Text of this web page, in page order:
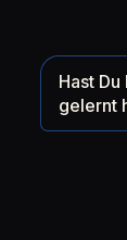
Hast
gelernt